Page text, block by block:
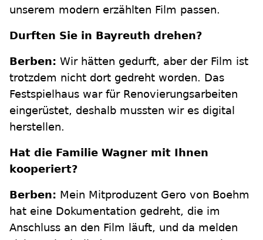
unserem modern erzählten Film passen.
Durften Sie in Bayreuth drehen?
Berben: Wir hätten gedurft, aber der Film ist
trotzdem nicht dort gedreht worden. Das
Festspielhaus war für Renovierungsarbeiten
eingerüstet, deshalb mussten wir es digital
herstellen.
Hat die Familie Wagner mit Ihnen
kooperiert?
Berben: Mein Mitproduzent Gero von Boehm
hat eine Dokumentation gedreht, die im
Anschluss an den Film läuft, und da melden